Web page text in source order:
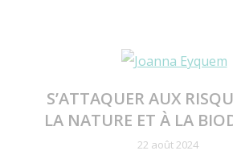
S’ATTAQUER AUX
LA NATURE ET À LA
22 août 2024